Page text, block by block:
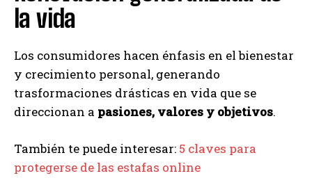
la vida
Los consumidores hacen énfasis en el bienestar
y crecimiento personal, generando
trasformaciones drásticas en vida que se
direccionan a pasiones, valores y objetivos.
También te puede interesar: 5 claves para
protegerse de las estafas online